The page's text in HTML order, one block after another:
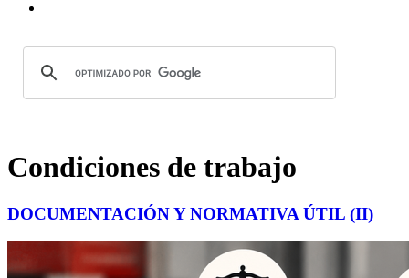
Condiciones de trabajo
DOCUMENTACIÓN Y NORMATIVA ÚTIL (II)